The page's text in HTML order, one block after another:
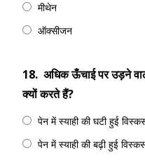
मीथेन
ऑक्सीजन
18. अधिक ऊँचाई पर उड़ने
क्यों करते हैं?
पेन में स्याही की घटी हुई
पेन में स्याही की बढ़ी हुई